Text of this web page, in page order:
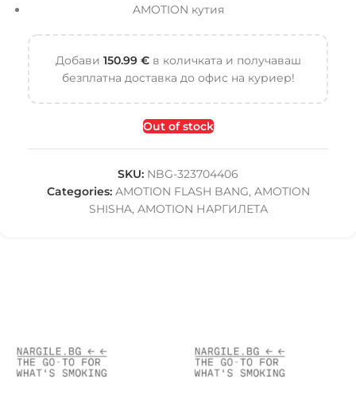
AMOTION кутия
Добави 150.99 €в количката и получаваш
безплатна доставка до офис на куриер!
Out of stock
SKU: NBG-323704406
Categories: AMOTION FLASH BANG, AMOTION
SHISHA, AMOTION НАРГИЛЕТА